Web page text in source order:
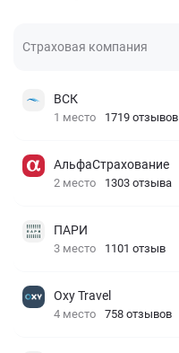
Страховая компания
ВСК
1 место 1719 отзывов
АльфаСтрахование
2 место 1303 отзыва
ПАРИ
3 место 1101 отзыв
Oxy Travel
4 место 758 отзывов